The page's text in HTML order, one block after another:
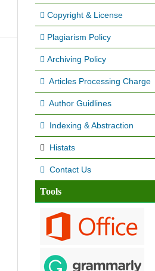
Copyright & License
Plagiarism Policy
Archiving Policy
Articles Processing Charge
Author Guidlines
Indexing & Abstraction
Histats
Contact Us
Tools